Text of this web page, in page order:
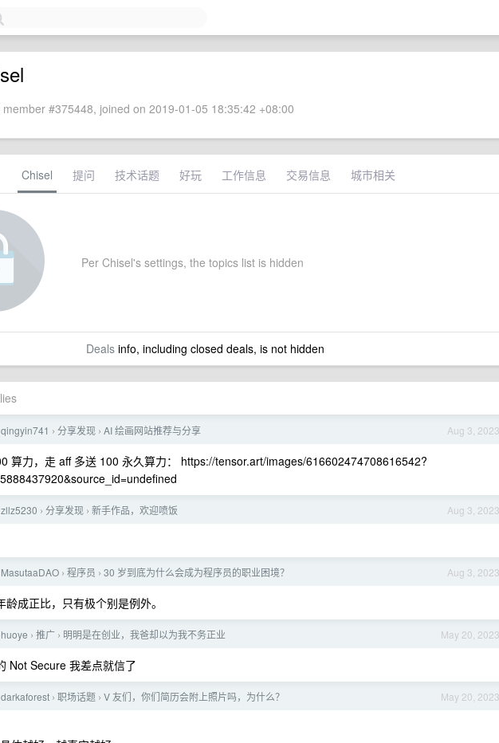
member #375448, joined on 2019-01-05 18:35:42 +08:00
Chisel 提问 技术话题 好玩 工作信息 交易信息 城市相关
Per Chisel's settings, the topics list is hidden
Dealsinfo, including closed deals, is not hidden
Aug 3, 2023
qingyin741 › 分享发现 › AI 绘画网站推荐与分享
算力，走 aff 多送 100 永久算力： https://tensor.art/images/616602474708616542?
Aug 3, 2023
zllz5230 › 分享发现 › 新手作品，欢迎喷饭
Aug 3, 2023
MasutaaDAO › 程序员 › 30 岁到底为什么会成为程序员的职业困境？
成正比，只有极个别是例外。
May 20, 2023
huoye › 推广 › 明明是在创业，我爸却以为我不务正业
Not Secure 我差点就信了
May 20, 2023
darkaforest › 职场话题 › V 友们，你们简历会附上照片吗，为什么？